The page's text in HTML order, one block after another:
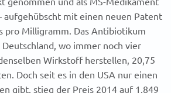
aufgehübscht mit einen neuen Patent
pro Milligramm. Das Antibiotikum
wo immer noch vier
Wirkstoff herstellen, 20,75
Doch seit es in den USA nur einen
gibt, stieg der Preis 2014 auf 1.849